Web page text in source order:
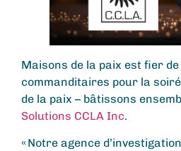
Maisons de la paix est fier
commanditaires pour la
de la paix – bâtissons
Solutions CCLA Inc.
« Notre agence